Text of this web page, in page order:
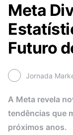
Meta
Futuro
Jornada
A Meta revela
tendências que
próximos anos.